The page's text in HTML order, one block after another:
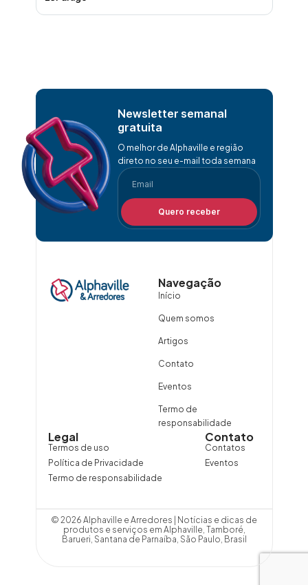
Newsletter semanal
gratuita
O melhor de Alphaville e região
direto no seu e-mail toda semana
Quero receber
Navegação
Início
Quem somos
Artigos
Contato
Eventos
Termo de
responsabilidade
Contato
Contatos
Eventos
Legal
Termos de uso
Política de Privacidade
Termo de responsabilidade
© 2026 Alphaville e Arredores | Notícias e dicas de
produtos e serviços em Alphaville, Tamboré,
Barueri, Santana de Parnaíba, São Paulo, Brasil